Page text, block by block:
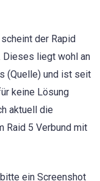
der Rapid
Dieses liegt wohl an
(Quelle) und ist seit
keine Lösung
aktuell die
Raid 5 Verbund mit
ein Screenshot